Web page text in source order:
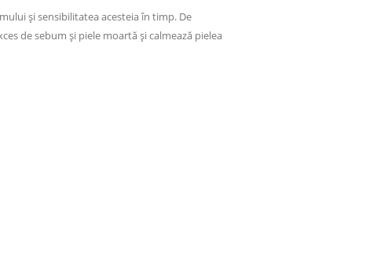
și sensibilitatea acesteia în timp. De
de sebum și piele moartă și calmează pielea